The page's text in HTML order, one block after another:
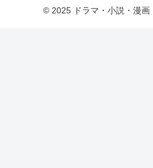
© 2025 ドラマ・小説・漫画